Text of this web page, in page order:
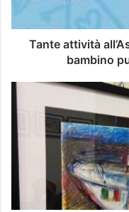
Tante attività
bambino